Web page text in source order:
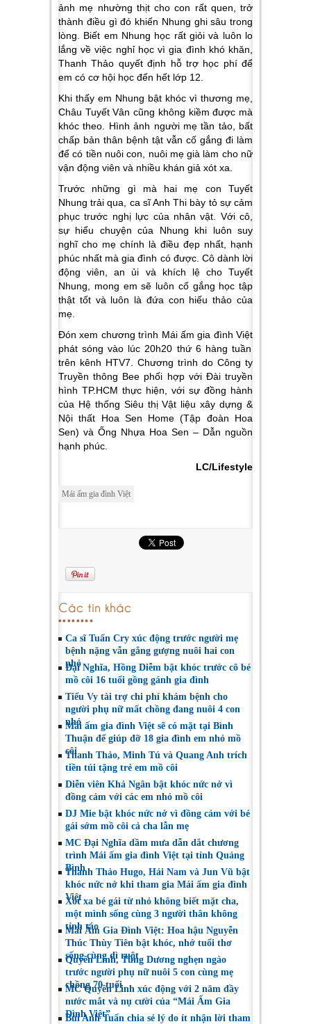
ảnh mẹ nhường thịt cho con rất quen, trở
thành điều gì đó khiến Nhung ghi sâu trong
lòng. Biết em Nhung học rất giỏi và luôn lo
lắng về việc nghỉ học vì gia đình khó khăn,
Thanh Thảo quyết định hỗ trợ học phí để
em có cơ hội học đến hết lớp 12.
Khi thấy em Nhung bật khóc vì thương mẹ,
Châu Tuyết Vân cũng không kiềm được mà
khóc theo. Hình ảnh người mẹ tần tảo, bất
chấp bản thân bệnh tật vẫn cố gắng đi làm
để có tiền nuôi con, nuôi mẹ già làm cho nữ
vận động viên và nhiều khán giả xót xa.
Trước những gì mà hai mẹ con Tuyết
Nhung trải qua, ca sĩ Anh Thi bày tỏ sự cảm
phục trước nghị lực của nhân vật. Với cô,
sự hiểu chuyện của Nhung khi luôn suy
nghĩ cho mẹ chính là điều đẹp nhất, hạnh
phúc nhất mà gia đình có được. Cô dành lời
động viên, an ủi và khích lệ cho Tuyết
Nhung, mong em sẽ luôn cố gắng học tập
thật tốt và luôn là đứa con hiếu thảo của
mẹ.
Đón xem chương trình Mái ấm gia đình Việt
phát sóng vào lúc 20h20 thứ 6 hàng tuần
trên kênh HTV7. Chương trình do Công ty
Truyền thông Bee phối hợp với Đài truyền
hình TP.HCM thực hiện, với sự đồng hành
của Hệ thống Siêu thị Vật liệu xây dựng &
Nội thất Hoa Sen Home (Tập đoàn Hoa
Sen) và Ống Nhựa Hoa Sen – Dẫn nguồn
hạnh phúc.
LC/Lifestyle
Mái ấm gia đình Việt
Các tin khác
Ca sĩ Tuấn Cry xúc động trước người mẹ
bệnh nặng vẫn gắng gượng nuôi hai con
nhỏ
Đại Nghĩa, Hồng Diễm bật khóc trước cô bé
mồ côi 16 tuổi gồng gánh gia đình
Tiểu Vy tài trợ chi phí khám bệnh cho
người phụ nữ mất chồng đang nuôi 4 con
nhỏ
Mái ấm gia đình Việt sẽ có mặt tại Bình
Thuận để giúp đỡ 18 gia đình em nhỏ mồ
côi
Thanh Thảo, Minh Tú và Quang Anh trích
tiền túi tặng trẻ em mồ côi
Diễn viên Khả Ngân bật khóc nức nở vì
đồng cảm với các em nhỏ mồ côi
DJ Mie bật khóc nức nở vì đồng cảm với bé
gái sớm mồ côi cả cha lẫn mẹ
MC Đại Nghĩa dầm mưa dẫn dắt chương
trình Mái ấm gia đình Việt tại tỉnh Quảng
Bình
Thanh Thảo Hugo, Hải Nam và Jun Vũ bật
khóc nức nở khi tham gia Mái ấm gia đình
Việt
Xót xa bé gái từ nhỏ không biết mặt cha,
một mình sống cùng 3 người thân không
tỉnh táo
Mái Ấm Gia Đình Việt: Hoa hậu Nguyễn
Thúc Thùy Tiên bật khóc, nhớ tuổi thơ
sống cùng dì ruột
Quyền Linh, Tùng Dương nghẹn ngào
trước người phụ nữ nuôi 5 con cùng mẹ
chồng 70 tuổi
MC Quyền Linh xúc động với 2 năm đầy
nước mắt và nụ cười của “Mái Ấm Gia
Đình Việt”
Bùi Anh Tuấn chia sẻ lý do ít nhận lời tham